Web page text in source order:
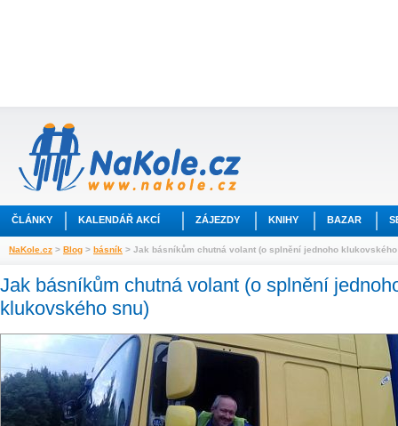
ČLÁNKY KALENDÁŘ AKCÍ ZÁJEZDY KNIHY BAZAR
NaKole.cz > Blog > básník > Jak básníkům chutná volant (o splnění jednoho
Jak básníkům chutná volant (o splnění
klukovského snu)